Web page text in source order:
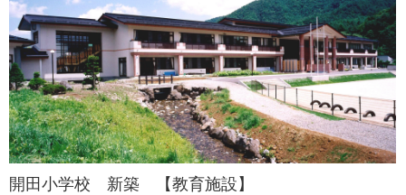
開田小学校 新築 【教育施設】